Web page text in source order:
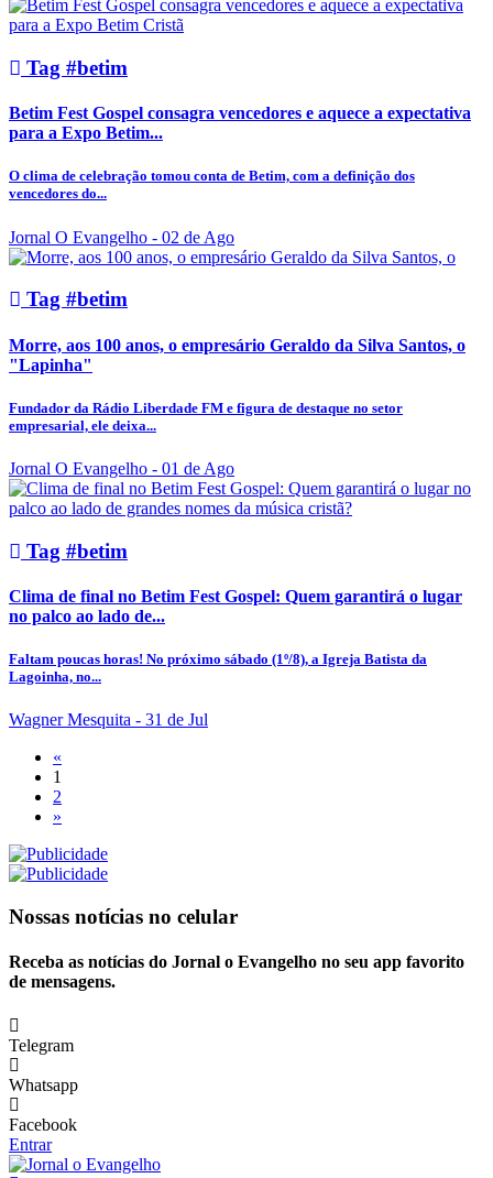
Tag #betim
Betim Fest Gospel consagra vencedores e aquece a expectativa
para a Expo Betim...
O clima de celebração tomou conta de Betim, com a definição dos
vencedores do...
Jornal O Evangelho - 02 de Ago
Tag #betim
Morre, aos 100 anos, o empresário Geraldo da Silva Santos, o
"Lapinha"
Fundador da Rádio Liberdade FM e figura de destaque no setor
empresarial, ele deixa...
Jornal O Evangelho - 01 de Ago
Tag #betim
Clima de final no Betim Fest Gospel: Quem garantirá o lugar
no palco ao lado de...
Faltam poucas horas! No próximo sábado (1º/8), a Igreja Batista da
Lagoinha, no...
Wagner Mesquita - 31 de Jul
«
1
2
»
Nossas notícias no celular
Receba as notícias do Jornal o Evangelho no seu app favorito
de mensagens.
Telegram
Whatsapp
Facebook
Entrar